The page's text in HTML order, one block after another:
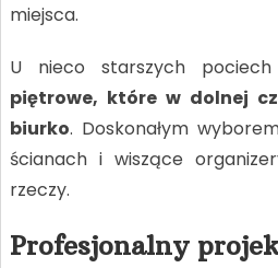
miejsca.
U nieco starszych
piętrowe, które w dolnej
biurko. Doskonałym
ścianach i wiszące
rzeczy.
Profesjonalny